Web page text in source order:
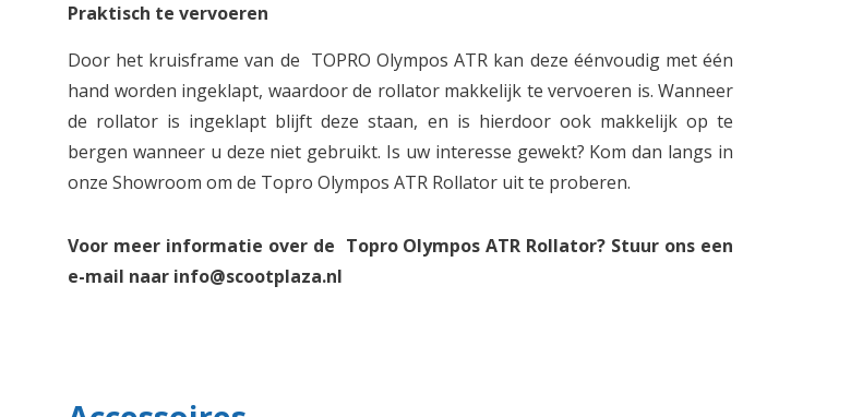
Praktisch te vervoeren
Door het kruisframe van de TOPRO Olympos ATR kan deze éénvoudig met één
hand worden ingeklapt, waardoor de rollator makkelijk te vervoeren is. Wanneer
de rollator is ingeklapt blijft deze staan, en is hierdoor ook makkelijk op te
bergen wanneer u deze niet gebruikt. Is uw interesse gewekt? Kom dan langs in
onze Showroom om de Topro Olympos ATR Rollator uit te proberen.
Voor meer informatie over de Topro Olympos ATR Rollator? Stuur ons een
e-mail naar info@scootplaza.nl